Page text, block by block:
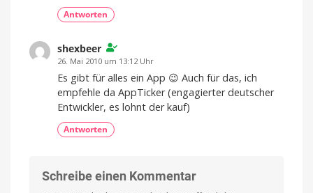
Antworten
shexbeer
26. Mai 2010 um 13:12 Uhr
Es gibt für alles ein App 😉 Auch für das, ich
empfehle da AppTicker (engagierter deutscher
Entwickler, es lohnt der kauf)
Antworten
Schreibe einen Kommentar